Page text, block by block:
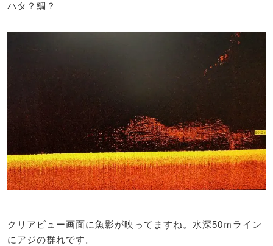
ハタ？鯛？
クリアビュー画面に魚影が映ってますね。水深50ｍライン
にアジの群れです。